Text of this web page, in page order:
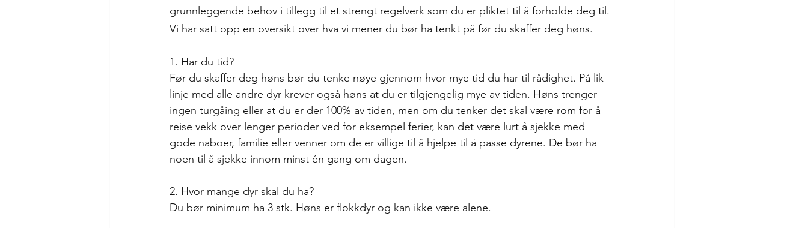
grunnleggende behov i tillegg til et strengt regelverk som du er pliktet til å forholde deg til.
Vi har satt opp en oversikt over hva vi mener du bør ha tenkt på før du skaffer deg høns.
1. Har du tid?
Før du skaffer deg høns bør du tenke nøye gjennom hvor mye tid du har til rådighet. På lik
linje med alle andre dyr krever også høns at du er tilgjengelig mye av tiden. Høns trenger
ingen turgåing eller at du er der 100% av tiden, men om du tenker det skal være rom for å
reise vekk over lenger perioder ved for eksempel ferier, kan det være lurt å sjekke med
gode naboer, familie eller venner om de er villige til å hjelpe til å passe dyrene. De bør ha
noen til å sjekke innom minst én gang om dagen.
2. Hvor mange dyr skal du ha?
Du bør minimum ha 3 stk. Høns er flokkdyr og kan ikke være alene.